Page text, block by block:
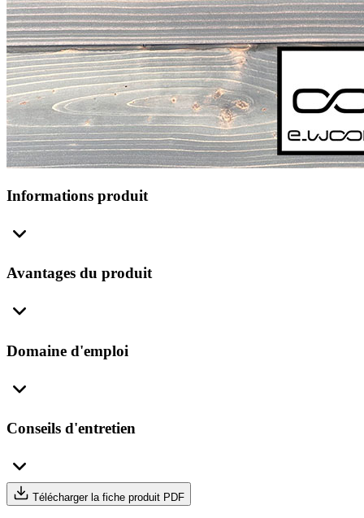
Informations produit
Avantages du produit
Domaine d'emploi
Conseils d'entretien
Télécharger la fiche produit PDF